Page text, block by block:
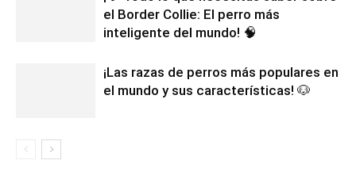
el Border Collie: El perro más
inteligente del mundo! 🧠
¡Las razas de perros más populares en
el mundo y sus características! 🐶